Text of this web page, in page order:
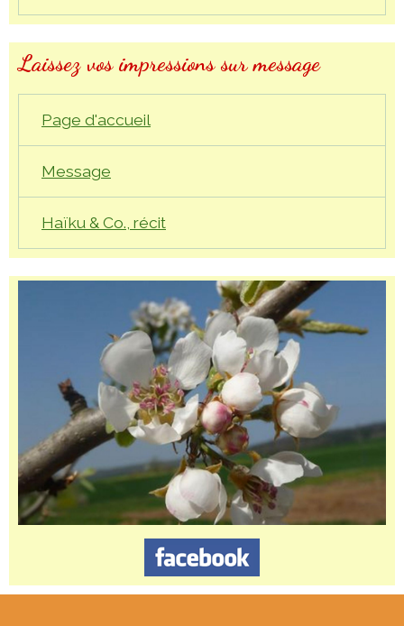
Laissez vos impressions sur message
Page d'accueil
Message
Haïku & Co., récit